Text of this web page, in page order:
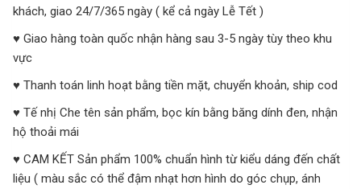
khách, giao 24/7/365 ngày ( kể cả ngày Lễ Tết )
♥ Giao hàng toàn quốc nhận hàng sau 3-5 ngày tùy theo khu
vực
♥ Thanh toán linh hoạt bằng tiền mặt, chuyển khoản, ship cod
♥ Tế nhị Che tên sản phẩm, bọc kín bằng băng dính đen, nhận
hộ thoải mái
♥ CAM KẾT Sản phẩm 100% chuẩn hình từ kiểu dáng đến chất
liệu ( màu sắc có thể đậm nhạt hơn hình do góc chụp, ánh